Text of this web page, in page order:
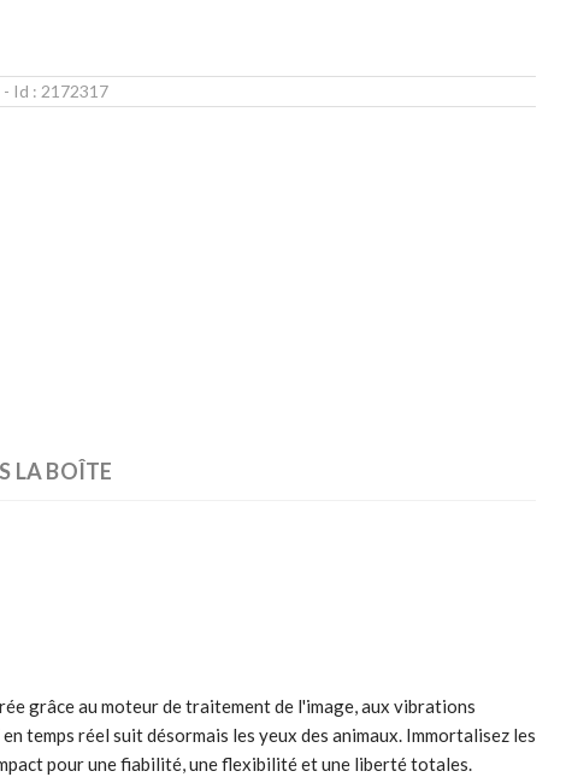
- Id : 2172317
LA BOÎTE
grâce au moteur de traitement de l'image, aux vibrations
temps réel suit désormais les yeux des animaux. Immortalisez les
pour une fiabilité, une flexibilité et une liberté totales.